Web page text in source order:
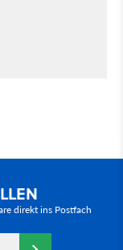
direkt ins Postfach